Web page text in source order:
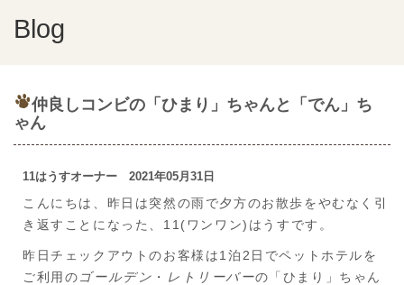
Blog
仲良しコンビの「ひまり」ちゃんと「でん」ち
ゃん
11はうすオーナー 2021年05月31日
こんにちは、昨日は突然の雨で夕方のお散歩をやむなく引
き返すことになった、11(ワンワン)はうすです。
昨日チェックアウトのお客様は1泊2日でペットホテルを
ご利用の ゴールデン ・ レトリーバーの「ひまり」ちゃん